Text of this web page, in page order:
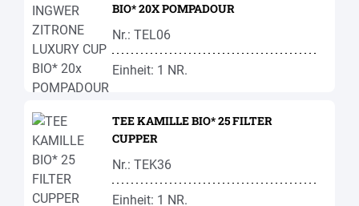
BIO* 20X POMPADOUR
Nr.: TEL06
Einheit: 1 NR.
TEE KAMILLE BIO* 25 FILTER
CUPPER
Nr.: TEK36
Einheit: 1 NR.